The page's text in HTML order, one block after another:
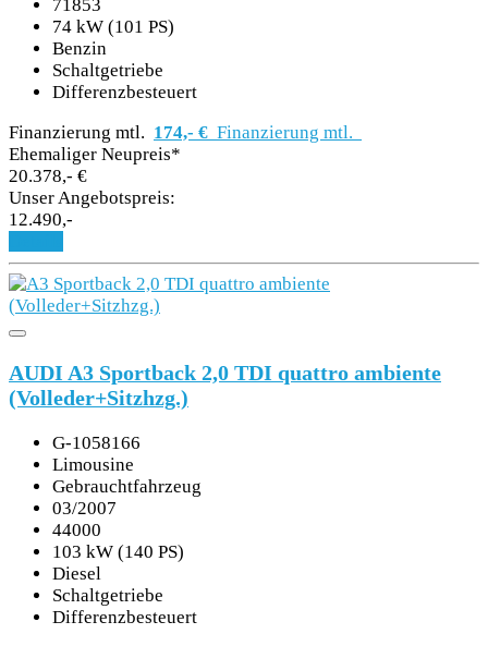
SCHNELLEINSTIEG
KONTAKT/ANFAHRT
SERVICETERMIN
ANGEBOTE
KARRIERE
FAHRZEUGBESTAND
71853
74 kW (101 PS)
Benzin
Schaltgetriebe
Differenzbesteuert
Finanzierung mtl. 174,- € Finanzierung mtl.
Ehemaliger Neupreis*
20.378,- €
Unser Angebotspreis:
12.490,-
AUDI A3 Sportback 2,0 TDI quattro ambiente
(Volleder+Sitzhzg.)
G-1058166
Limousine
Gebrauchtfahrzeug
03/2007
44000
103 kW (140 PS)
Diesel
Schaltgetriebe
Differenzbesteuert